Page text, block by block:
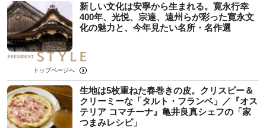
新しい文化は安寧から生まれる。寛永行幸
400年、光悦、宗達、遠州らが彩った寛永文
化の魅力と、今年見たい名所・名作選
トップページへ
生地は5枚重ねた春巻きの皮。クリスピー＆
クリーミーな「タルト・フランベ」／『オス
テリア コマチーナ』亀井良真シェフの「家
つまみレシピ」